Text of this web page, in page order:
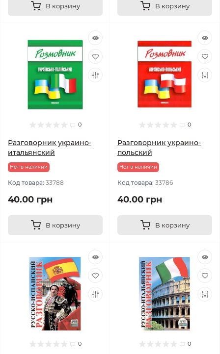
В корзину В корзину
0
Разговорник украино-
итальянский
Нет в наличии
Код товара: 33788
40.00 грн
В корзину
0
Разговорник украино-
польский
Нет в наличии
Код товара: 33786
40.00 грн
В корзину
0 0